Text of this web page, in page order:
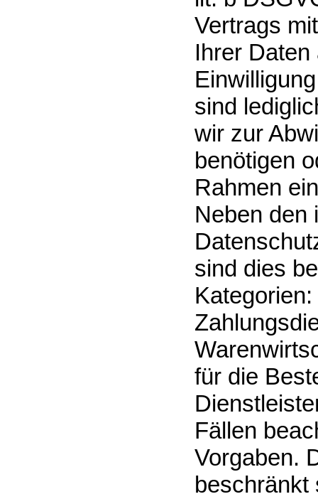
Vertrags
Ihrer
sind
wir zur
benötigen
Rahmen
Neben den
sind dies
für die
Fällen
Vorgaben.
beschränkt